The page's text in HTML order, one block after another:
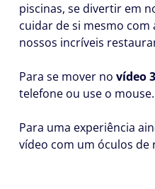
piscinas, se divertir em
cuidar de si mesmo
nossos incríveis
Para se mover no vídeo
telefone ou use o mouse.
Para uma experiência
vídeo com um óculos de